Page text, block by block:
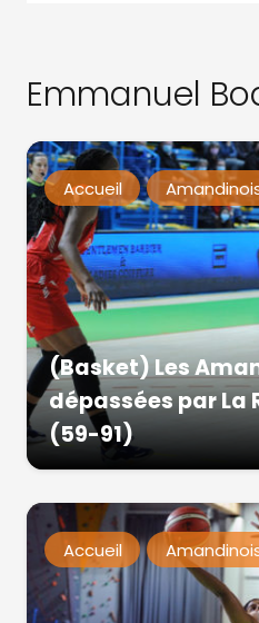
Emmanuel
Accueil
(Basket) Les
dépassées par La
(59-91)
Accueil